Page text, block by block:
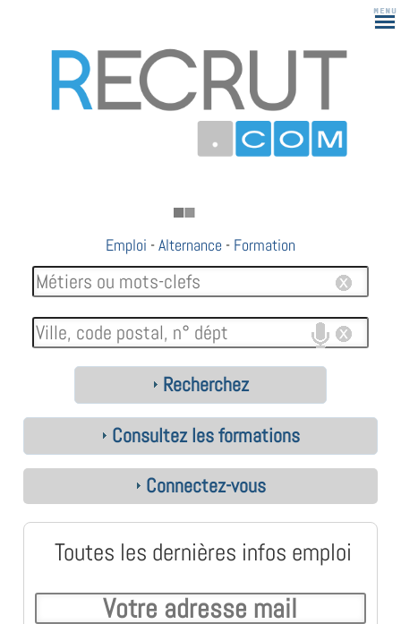
Emploi -Alternance - Formation
Recherchez
Consultez les formations
Connectez-vous
Toutes les dernières infos emploi